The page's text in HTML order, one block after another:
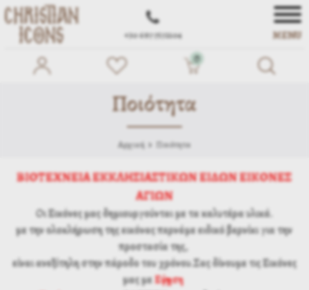
+30 697 7572104 MENU
0
Ποιότητα
Αρχική Ποιότητα
ΒΙΟΤΕΧΝΕΙΑ ΕΚΚΛΗΣΙΑΣΤΙΚΩΝ ΕΙΔΩΝ ΕΙΚΟΝΕΣ
ΑΓΙΩΝ
Οι Εικόνες μας δημιουργούνται με τα καλυτέρα υλικά.
με την ολοκλήρωση της εικόνας περνάμε ειδικό βερνίκι για την
προστασία της,
είναι ανεξίτηλη στην πάροδο του χρόνου.Σας δίνουμε τις Εικόνες
μας μεΕγγύηση